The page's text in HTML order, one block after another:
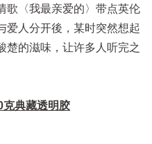
歌〈我最亲爱的〉带点英伦
爱人分开後，某时突然想起
楚的滋味，让许多人听完之
克典藏透明胶